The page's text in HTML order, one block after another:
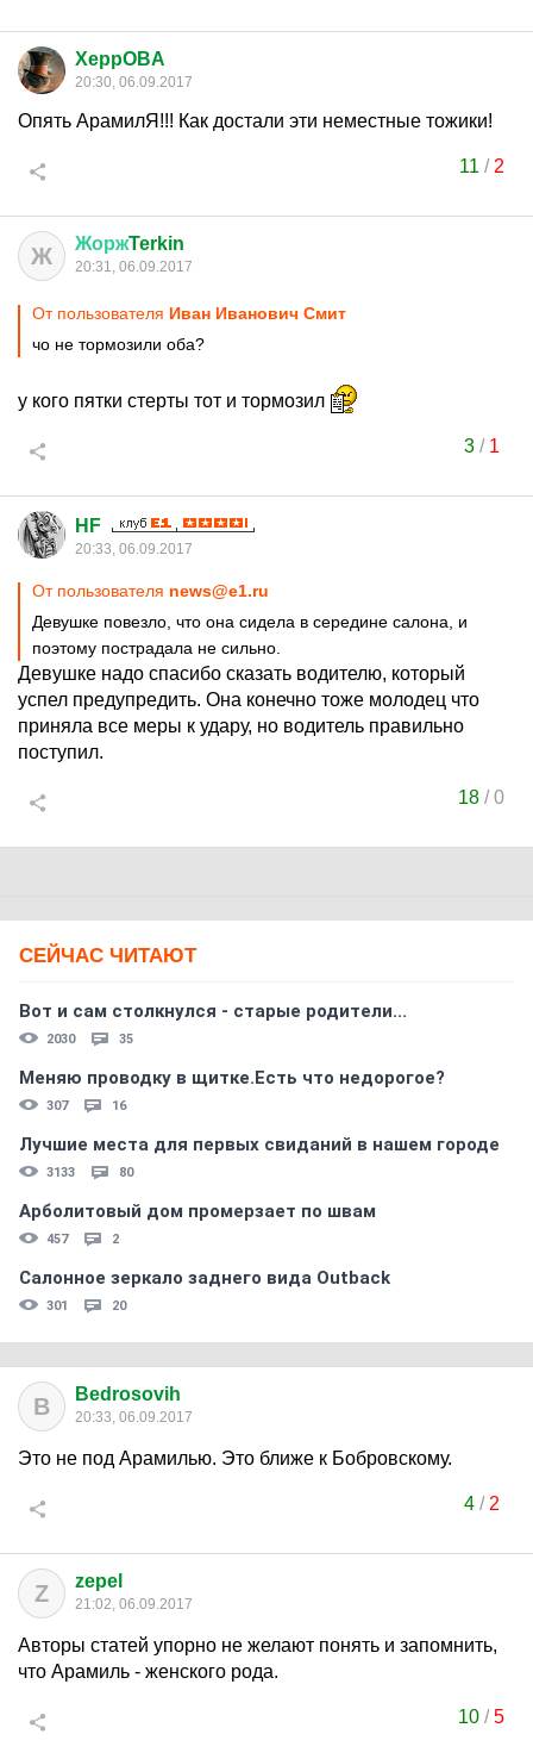
XeppOBA
20:30, 06.09.2017
Опять АрамилЯ!!! Как достали эти неместные тожики!
11 / 2
Ж ЖоржTerkin
20:31, 06.09.2017
От пользователя Иван Иванович Смит
чо не тормозили оба?
у кого пятки стерты тот и тормозил
3/ 1
HF
20:33, 06.09.2017
От пользователя news@e1.ru
Девушке повезло, что она сидела в середине салона, и
поэтому пострадала не сильно.
Девушке надо спасибо сказать водителю, который
успел предупредить. Она конечно тоже молодец что
приняла все меры к удару, но водитель правильно
поступил.
18 /0
СЕЙЧАС ЧИТАЮТ
Вот и сам столкнулся - старые родители...
2030 35
Меняю проводку в щитке.Есть что недорогое?
307 16
Лучшие места для первых свиданий в нашем городе
3133 80
Арболитовый дом промерзает по швам
457 2
Салонное зеркало заднего вида Outback
301 20
B Bedrosovih
20:33, 06.09.2017
Это не под Арамилью. Это ближе к Бобровскому.
4/ 2
Z zepel
21:02, 06.09.2017
Авторы статей упорно не желают понять и запомнить,
что Арамиль - женского рода.
10 /5